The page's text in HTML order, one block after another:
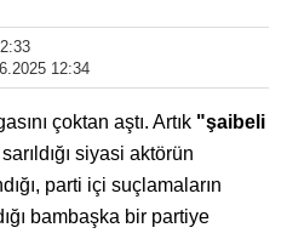
12:34
çoktan aştı. Artık "şaibeli
siyasi aktörün
parti içi suçlamaların
bambaşka bir partiye